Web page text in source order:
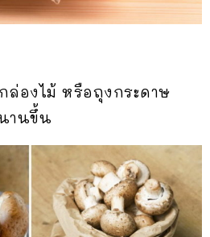
ล่องไม้ หรือถุงกระดาษ
านขึ้น